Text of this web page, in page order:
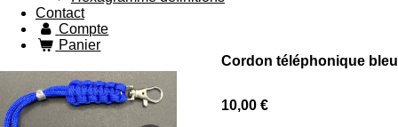
Contact
Compte
Panier
Cordon téléphonique bleu
10,00 €